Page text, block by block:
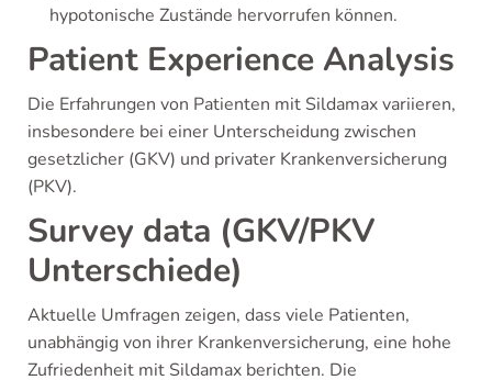
hypotonische Zustände hervorrufen können.
Patient Experience Analysis
Die Erfahrungen von Patienten mit Sildamax variieren,
insbesondere bei einer Unterscheidung zwischen
gesetzlicher (GKV) und privater Krankenversicherung
(PKV).
Survey data (GKV/PKV
Unterschiede)
Aktuelle Umfragen zeigen, dass viele Patienten,
unabhängig von ihrer Krankenversicherung, eine hohe
Zufriedenheit mit Sildamax berichten. Die